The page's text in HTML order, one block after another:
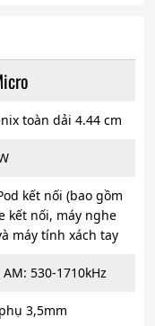
toàn dải 4.44 cm
kết nối (bao gồm
kết nối, máy nghe
máy tính xách tay
530-1710kHz
3,5mm